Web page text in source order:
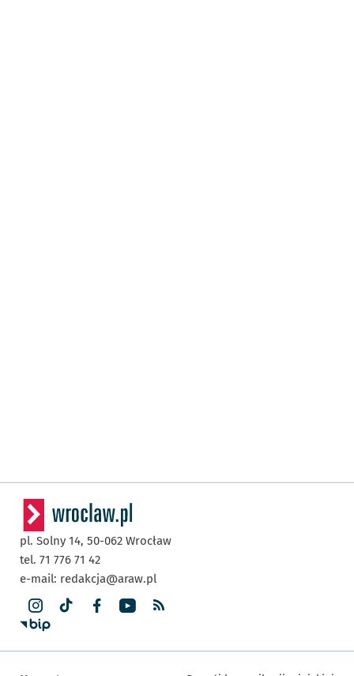
pl. Solny 14, 50-062 Wrocław
tel. 71 776 71 42
e-mail: redakcja@araw.pl